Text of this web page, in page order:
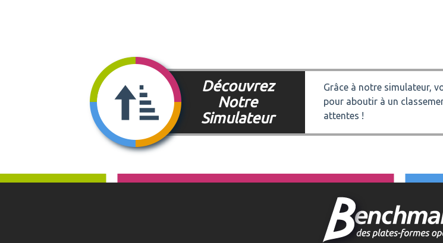
Découvrez
Notre
Simulateur
Grâce à notre simulateur,
pour aboutir à un
attentes !